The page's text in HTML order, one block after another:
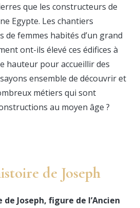
que les constructeurs de
Egypte. Les chantiers
de femmes habités d’un grand
ont-ils élevé ces édifices à
hauteur pour accueillir des
ensemble de découvrir et
métiers qui sont
au moyen âge ?
de Joseph
Joseph, figure de l’Ancien